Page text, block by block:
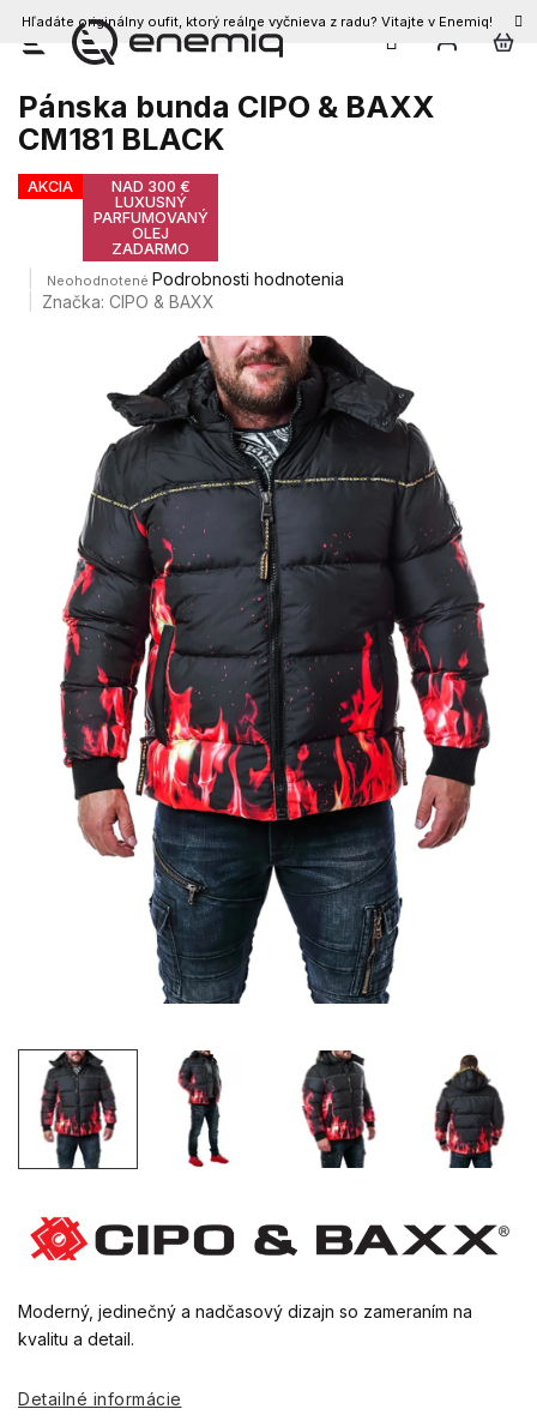
Prejsť
obsah
Hľadáte originálny oufit, ktorý reálne vyčnieva z radu? Vitajte v Enemiq!
Pánska bunda CIPO & BAXX
CM181 BLACK
AKCIA
NAD 300 €
LUXUSNÝ
PARFUMOVANÝ
OLEJ
ZADARMO
Priemerné
hodnotenie
hviezdičiek.
Neohodnotené Podrobnosti hodnotenia
Značka:CIPO & BAXX
Moderný, jedinečný a nadčasový dizajn so zameraním na
kvalitu a detail.
Detailné informácie